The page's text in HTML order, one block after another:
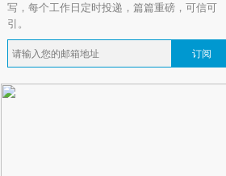
写，每个工作日定时投递，篇篇重磅，可信可
引。
订阅